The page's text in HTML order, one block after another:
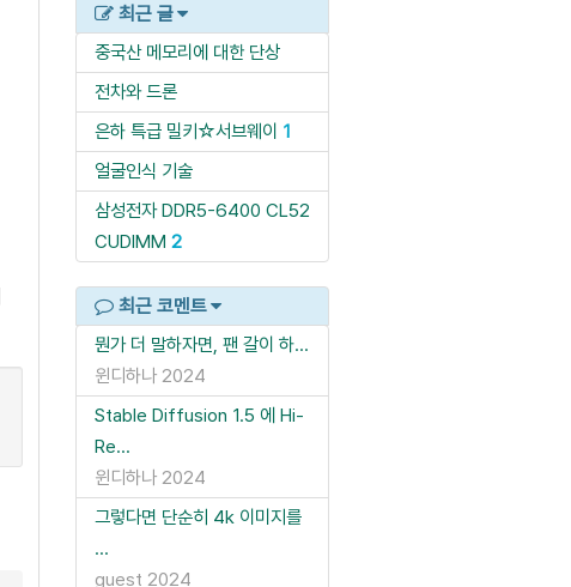
최근 글
중국산 메모리에 대한 단상
전차와 드론
은하 특급 밀키☆서브웨이 1
얼굴인식 기술
삼성전자 DDR5-6400 CL52
CUDIMM 2
최근 코멘트
뭔가 더 말하자면, 팬 갈이 하...
윈디하나 2024
Stable Diffusion 1.5 에 Hi-
Re...
윈디하나 2024
그렇다면 단순히 4k 이미지를
...
guest 2024